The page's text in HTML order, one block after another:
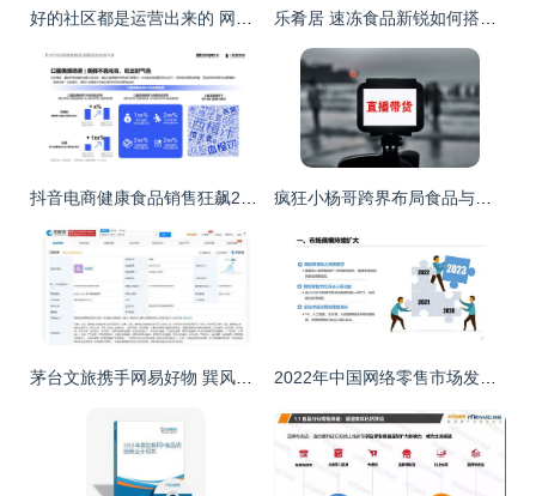
好的社区都是运营出来的 网络技术服务社区运营指南 乐肴居 速冻食品新锐如何搭建营销数字化体系，抢占互联网销售新高地
抖音电商健康食品销售狂飙200% 白皮书深度解构六大经营趋势，掘金食品互联网销售新蓝海 疯狂小杨哥跨界布局食品与眼健康领域 从网红到企业家的战略转型
茅台文旅携手网易好物 巽风科技公司成立，专注网络技术服务 2022年中国网络零售市场发展报告 网络技术服务赋能新业态发展